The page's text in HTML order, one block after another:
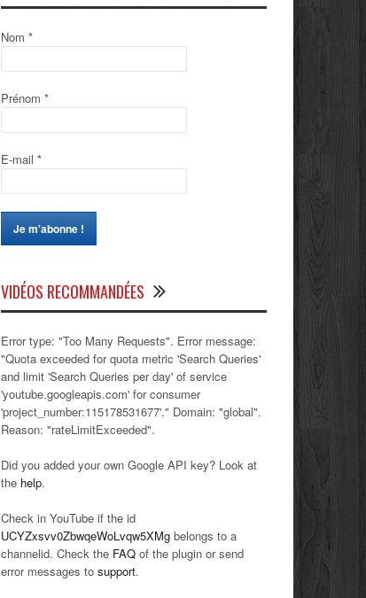
Nom *
Prénom *
E-mail *
VIDÉOS RECOMMANDÉES
Error type: "Too Many Requests". Error message:
"Quota exceeded for quota metric 'Search Queries'
and limit 'Search Queries per day' of service
'youtube.googleapis.com' for consumer
'project_number:115178531677'." Domain: "global".
Reason: "rateLimitExceeded".
Did you added your own Google API key? Look at
the help.
Check in YouTube if the id
UCYZxsvv0ZbwqeWoLvqw5XMg belongs to a
channelid. Check the FAQ of the plugin or send
error messages to support.